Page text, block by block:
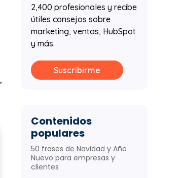
,
2,400 profesionales y recibe
útiles consejos sobre
marketing, ventas, HubSpot
y más.
Suscribirme
Contenidos
populares
50 frases de Navidad y Año
Nuevo para empresas y
clientes